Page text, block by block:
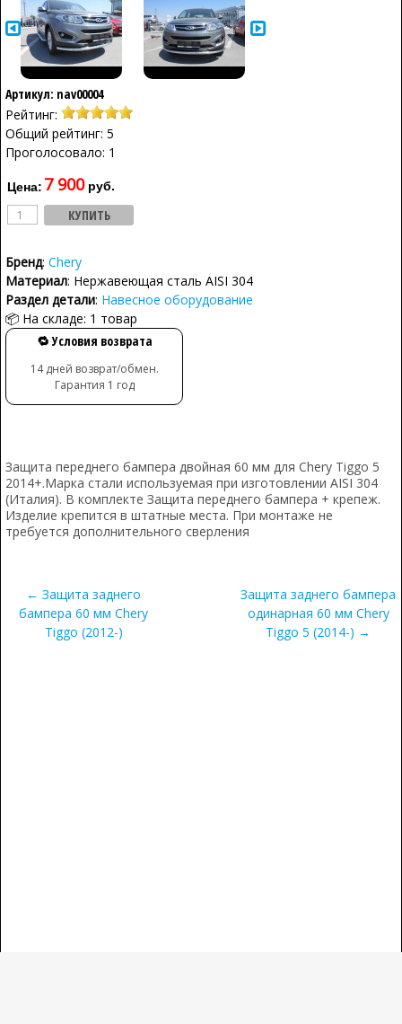
Артикул: nav00004
Рейтинг:
Общий рейтинг: 5
Проголосовало: 1
Цена: 7 900руб.
Бренд: Chery
Материал: Нержавеющая сталь AISI 304
Раздел детали: Навесное оборудование
📦 На складе: 1 товар
🔁 Условия возврата
14 дней возврат/обмен.
Гарантия 1 год
Защита переднего бампера двойная 60 мм для Chery Tiggo 5
2014+.Марка стали используемая при изготовлении AISI 304
(Италия). В комплекте Защита переднего бампера + крепеж.
Изделие крепится в штатные места. При монтаже не
требуется дополнительного сверления
← Защита заднего
бампера 60 мм Chery
Tiggo (2012-)
Защита заднего бампера
одинарная 60 мм Chery
Tiggo 5 (2014-) →